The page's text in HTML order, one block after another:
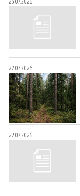
22.07.2026
22.07.2026